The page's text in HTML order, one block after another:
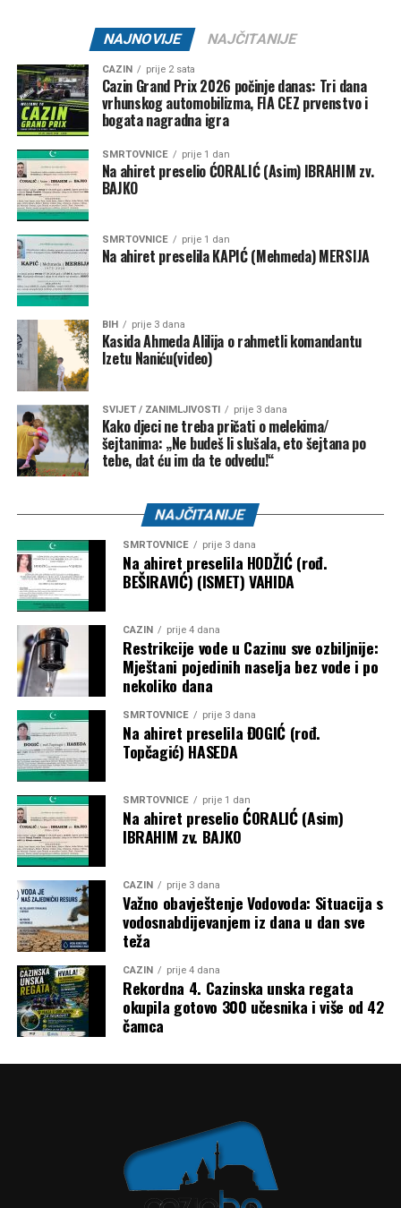
NAJNOVIJE NAJČITANIJE
CAZIN prije 2 sata
Cazin Grand Prix 2026 počinje danas: Tri dana
vrhunskog automobilizma, FIA CEZ prvenstvo i
bogata nagradna igra
SMRTOVNICE prije 1 dan
Na ahiret preselio ĆORALIĆ (Asim) IBRAHIM zv.
BAJKO
SMRTOVNICE prije 1 dan
Na ahiret preselila KAPIĆ (Mehmeda) MERSIJA
BIH prije 3 dana
Kasida Ahmeda Alilija o rahmetli komandantu
Izetu Naniću(video)
SVIJET / ZANIMLJIVOSTI prije 3 dana
Kako djeci ne treba pričati o melekima/
šejtanima: „Ne budeš li slušala, eto šejtana po
tebe, dat ću im da te odvedu!“
NAJČITANIJE
SMRTOVNICE prije 3 dana
Na ahiret preselila HODŽIĆ (rođ.
BEŠIRAVIĆ) (ISMET) VAHIDA
CAZIN prije 4 dana
Restrikcije vode u Cazinu sve ozbiljnije:
Mještani pojedinih naselja bez vode i po
nekoliko dana
SMRTOVNICE prije 3 dana
Na ahiret preselila ĐOGIĆ (rođ.
Topčagić) HASEDA
SMRTOVNICE prije 1 dan
Na ahiret preselio ĆORALIĆ (Asim)
IBRAHIM zv. BAJKO
CAZIN prije 3 dana
Važno obavještenje Vodovoda: Situacija s
vodosnabdijevanjem iz dana u dan sve
teža
CAZIN prije 4 dana
Rekordna 4. Cazinska unska regata
okupila gotovo 300 učesnika i više od 42
čamca